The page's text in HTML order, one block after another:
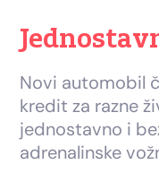
Novi automobil
kredit za razne
jednostavno i
adrenalinske